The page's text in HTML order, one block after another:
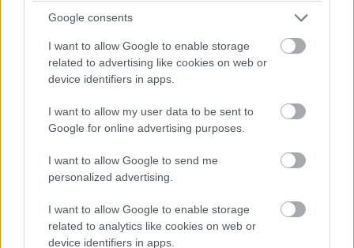
Google consents
I want to allow Google to enable storage
related to advertising like cookies on web or
device identifiers in apps.
I want to allow my user data to be sent to
Google for online advertising purposes.
I want to allow Google to send me
personalized advertising.
I want to allow Google to enable storage
related to analytics like cookies on web or
device identifiers in apps.
A Szent Vincében harminc fiú dolgozik, tanul és él egy
maroknyi pap figyelő tekintetétől kísérve. A gyerekek
közül kiemelkedik Peter, nemcsak magasságát, hanem
életkorát és bölcsességét tekintve is a társai fölé
magasodik. Régi lakója már az árvaháznak, de
semmiképp nem hálátlan, megbecsüli mindazt, amit kap
isten szolgálatába szegődik. Peter még nem pap, de
csak pár lépés választja el a felszenteléstől, ám az